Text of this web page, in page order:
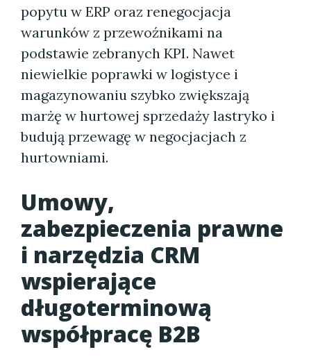
popytu w ERP oraz renegocjacja
warunków z przewoźnikami na
podstawie zebranych KPI. Nawet
niewielkie poprawki w logistyce i
magazynowaniu szybko zwiększają
marżę w hurtowej sprzedaży lastryko i
budują przewagę w negocjacjach z
hurtowniami.
Umowy,
zabezpieczenia prawne
i narzędzia CRM
wspierające
długoterminową
współpracę B2B